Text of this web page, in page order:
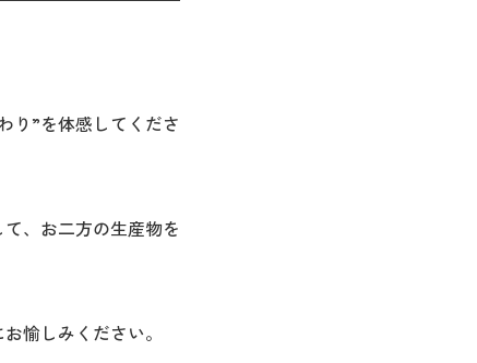
り”を体感してくださ
、お二方の生産物を
愉しみください。